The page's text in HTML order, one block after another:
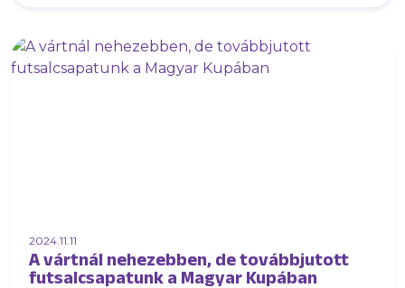
2024.11.11
A vártnál nehezebben, de továbbjutott
futsalcsapatunk a Magyar Kupában